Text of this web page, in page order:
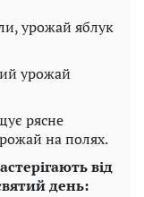
урожай яблук
урожай
рясне
на полях.
від
день: